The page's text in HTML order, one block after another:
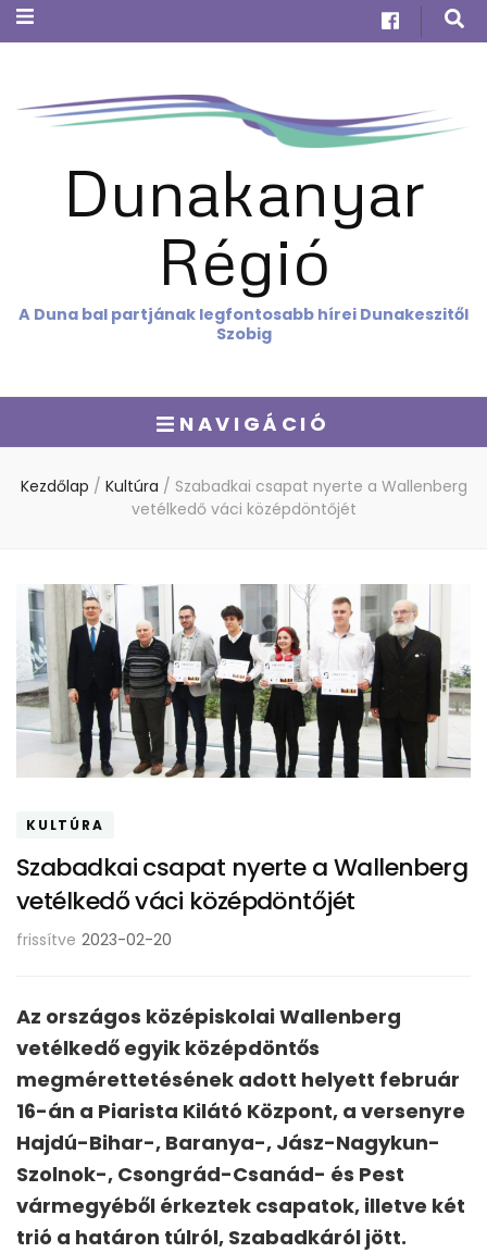
Dunakanyar
Régió
A Duna bal partjának legfontosabb hírei Dunakeszitől
Szobig
NAVIGÁCIÓ
Kezdőlap / Kultúra / Szabadkai csapat nyerte a Wallenberg
vetélkedő váci középdöntőjét
KULTÚRA
Szabadkai csapat nyerte a Wallenberg
vetélkedő váci középdöntőjét
frissítve 2023-02-20
Az országos középiskolai Wallenberg
vetélkedő egyik középdöntős
megmérettetésének adott helyett február
16-án a Piarista Kilátó Központ, a versenyre
Hajdú-Bihar-, Baranya-, Jász-Nagykun-
Szolnok-, Csongrád-Csanád- és Pest
vármegyéből érkeztek csapatok, illetve két
trió a határon túlról, Szabadkáról jött.